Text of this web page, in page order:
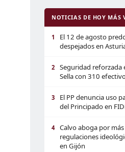
NOTICIAS DE HOY MÁS
1
El 12 de agosto
despejados en
2
Seguridad reforzada
Sella con 310
3
El PP denuncia uso
del Principado en
4
Calvo aboga por
regulaciones
en Gijón